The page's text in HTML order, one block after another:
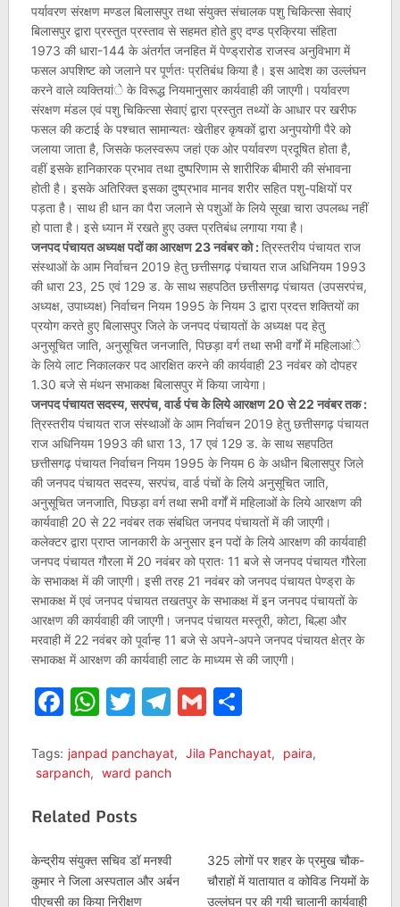
पर्यावरण संरक्षण मण्डल बिलासपुर तथा संयुक्त संचालक पशु चिकित्सा सेवाएं
बिलासपुर द्वारा प्रस्तुत प्रस्ताव से सहमत होते हुए दण्ड प्रक्रिया संहिता
1973 की धारा-144 के अंतर्गत जनहित में पेण्ड्रारोड राजस्व अनुविभाग में
फसल अपशिष्ट को जलाने पर पूर्णतः प्रतिबंध किया है। इस आदेश का उल्लंघन
करने वाले व्यक्तियांे के विरूद्ध नियमानुसार कार्यवाही की जाएगी। पर्यावरण
संरक्षण मंडल एवं पशु चिकित्सा सेवाएं द्वारा प्रस्तुत तथ्यों के आधार पर खरीफ
फसल की कटाई के पश्चात सामान्यतः खेतीहर कृषकों द्वारा अनुपयोगी पैरे को
जलाया जाता है, जिसके फलस्वरूप जहां एक ओर पर्यावरण प्रदूषित होता है,
वहीं इसके हानिकारक प्रभाव तथा दुष्परिणाम से शारीरिक बीमारी की संभावना
होती है। इसके अतिरिक्त इसका दुष्प्रभाव मानव शरीर सहित पशु-पक्षियों पर
पड़ता है। साथ ही धान का पैरा जलाने से पशुओं के लिये सूखा चारा उपलब्ध नहीं
हो पाता है। इसे ध्यान में रखते हुए उक्त प्रतिबंध लगाया गया है।
जनपद पंचायत अध्यक्ष पदों का आरक्षण 23 नवंबर को :त्रिस्तरीय पंचायत राज
संस्थाओं के आम निर्वाचन 2019 हेतु छत्तीसगढ़ पंचायत राज अधिनियम 1993
की धारा 23, 25 एवं 129 ड. के साथ सहपठित छत्तीसगढ़ पंचायत (उपसरपंच,
अध्यक्ष, उपाध्यक्ष) निर्वाचन नियम 1995 के नियम 3 द्वारा प्रदत्त शक्तियों का
प्रयोग करते हुए बिलासपुर जिले के जनपद पंचायतों के अध्यक्ष पद हेतु
अनुसूचित जाति, अनुसूचित जनजाति, पिछड़ा वर्ग तथा सभी वर्गों में महिलाआंे
के लिये लाट निकालकर पद आरक्षित करने की कार्यवाही 23 नवंबर को दोपहर
1.30 बजे से मंथन सभाकक्ष बिलासपुर में किया जायेगा।
जनपद पंचायत सदस्य, सरपंच, वार्ड पंच के लिये आरक्षण 20 से 22 नवंबर तक :
त्रिस्तरीय पंचायत राज संस्थाओं के आम निर्वाचन 2019 हेतु छत्तीसगढ़ पंचायत
राज अधिनियम 1993 की धारा 13, 17 एवं 129 ड. के साथ सहपठित
छत्तीसगढ़ पंचायत निर्वाचन नियम 1995 के नियम 6 के अधीन बिलासपुर जिले
की जनपद पंचायत सदस्य, सरपंच, वार्ड पंचों के लिये अनुसूचित जाति,
अनुसूचित जनजाति, पिछड़ा वर्ग तथा सभी वर्गों में महिलाओं के लिये आरक्षण की
कार्यवाही 20 से 22 नवंबर तक संबधित जनपद पंचायतों में की जाएगी।
कलेक्टर द्वारा प्राप्त जानकारी के अनुसार इन पदों के लिये आरक्षण की कार्यवाही
जनपद पंचायत गौरला में 20 नवंबर को प्रातः 11 बजे से जनपद पंचायत गौरेला
के सभाकक्ष में की जाएगी। इसी तरह 21 नवंबर को जनपद पंचायत पेण्ड्रा के
सभाकक्ष में एवं जनपद पंचायत तखतपुर के सभाकक्ष में इन जनपद पंचायतों के
आरक्षण की कार्यवाही की जाएगी। जनपद पंचायत मस्तूरी, कोटा, बिल्हा और
मरवाही में 22 नवंबर को पूर्वान्ह 11 बजे से अपने-अपने जनपद पंचायत क्षेत्र के
सभाकक्ष में आरक्षण की कार्यवाही लाट के माध्यम से की जाएगी।
Facebook
WhatsApp
Twitter
Telegram
GmailShare
Tags: janpad panchayat, Jila Panchayat, paira,
sarpanch, ward panch
Related Posts
केन्द्रीय संयुक्त सचिव डॉ मनश्वी
कुमार ने जिला अस्पताल और अर्बन
पीएचसी का किया निरीक्षण
325 लोगों पर शहर के प्रमुख चौक-
चौराहों में यातायात व कोविड नियमों के
उल्लंघन पर की गयी चालानी कार्यवाही